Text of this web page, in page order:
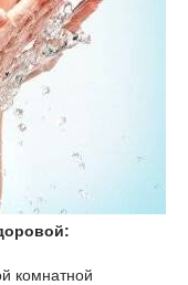
комнатной